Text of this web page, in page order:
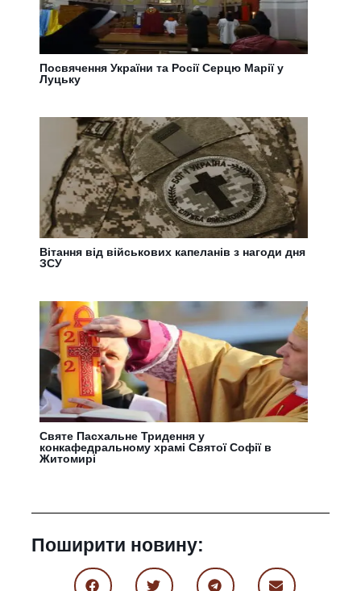
Посвячення України та Росії Серцю Марії у
Луцьку
Вітання від військових капеланів з нагоди дня
ЗСУ
Святе Пасхальне Тридення у
конкафедральному храмі Святої Софії в
Житомирі
Поширити новину: